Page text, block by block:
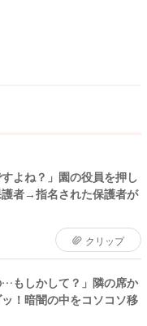
すよね？」園の役員を押し
者→指名された保護者が
クリップ
もしかして？」隣の席か
！暗闇の中をコソコソ移